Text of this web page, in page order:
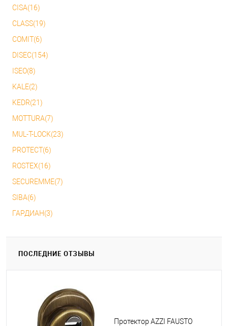
CISA(16)
CLASS(19)
COMIT(6)
DISEC(154)
ISEO(8)
KALE(2)
KEDR(21)
MOTTURA(7)
MUL-T-LOCK(23)
PROTECT(6)
ROSTEX(16)
SECUREMME(7)
SIBA(6)
ГАРДИАН(3)
ПОСЛЕДНИЕ ОТЗЫВЫ
Протектор AZZI FAUSTO